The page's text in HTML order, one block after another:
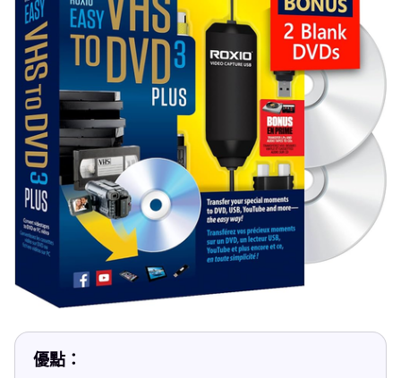
優點：